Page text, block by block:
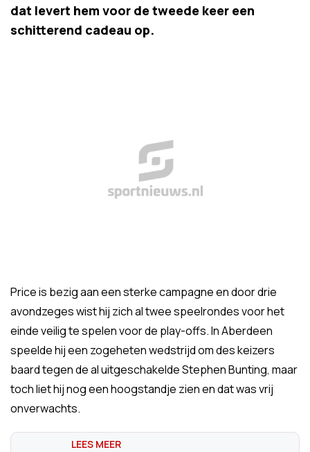
dat levert hem voor de tweede keer een
schitterend cadeau op.
Price is bezig aan een sterke campagne en door drie
avondzeges wist hij zich al twee speelrondes voor het
einde veilig te spelen voor de play-offs. In Aberdeen
speelde hij een zogeheten wedstrijd om des keizers
baard tegen de al uitgeschakelde Stephen Bunting, maar
toch liet hij nog een hoogstandje zien en dat was vrij
onverwachts.